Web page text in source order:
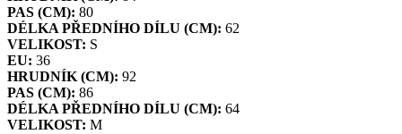
PAS (CM): 80
DÉLKA PŘEDNÍHO DÍLU (CM): 62
VELIKOST: S
EU: 36
HRUDNÍK (CM): 92
PAS (CM): 86
DÉLKA PŘEDNÍHO DÍLU (CM): 64
VELIKOST: M